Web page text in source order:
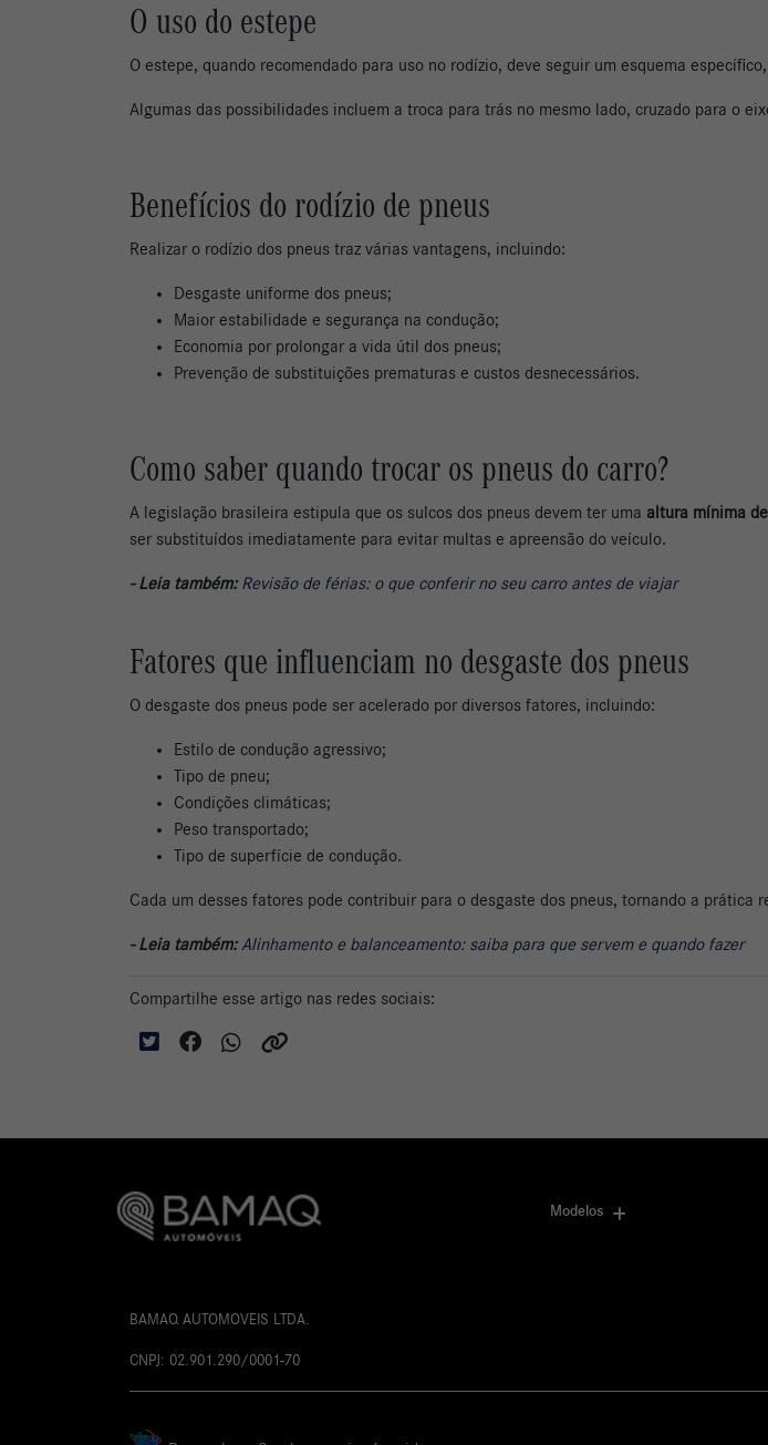
O uso do estepe
O estepe, quando recomendado para uso no rodízio, deve seguir um esquema
Algumas das possibilidades incluem a troca para trás no mesmo lado, cruzado para o
Benefícios do rodízio de pneus
Realizar o rodízio dos pneus traz várias vantagens, incluindo:
Desgaste uniforme dos pneus;
Maior estabilidade e segurança na condução;
Economia por prolongar a vida útil dos pneus;
Prevenção de substituições prematuras e custos desnecessários.
Como saber quando trocar os pneus do carro?
A legislação brasileira estipula que os sulcos dos pneus devem ter uma altura mínima
ser substituídos imediatamente para evitar multas e apreensão do veículo.
- Leia também: Revisão de férias: o que conferir no seu carro antes de viajar
Fatores que influenciam no desgaste dos pneus
O desgaste dos pneus pode ser acelerado por diversos fatores, incluindo:
Estilo de condução agressivo;
Tipo de pneu;
Condições climáticas;
Peso transportado;
Tipo de superfície de condução.
Cada um desses fatores pode contribuir para o desgaste dos pneus, tornando a prática
- Leia também: Alinhamento e balanceamento: saiba para que servem e quando fazer
Compartilhe esse artigo nas redes sociais:
Modelos
BAMAQ AUTOMOVEIS LTDA.
CNPJ: 02.901.290/0001-70